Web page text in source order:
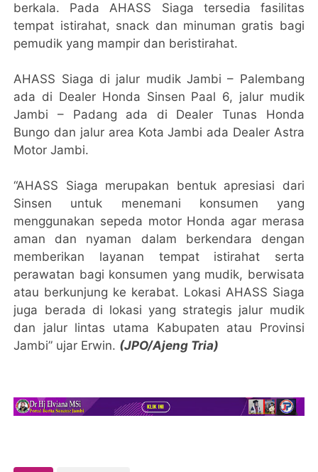
berkala. Pada AHASS Siaga tersedia fasilitas
tempat istirahat, snack dan minuman gratis bagi
pemudik yang mampir dan beristirahat.
AHASS Siaga di jalur mudik Jambi – Palembang
ada di Dealer Honda Sinsen Paal 6, jalur mudik
Jambi – Padang ada di Dealer Tunas Honda
Bungo dan jalur area Kota Jambi ada Dealer Astra
Motor Jambi.
“AHASS Siaga merupakan bentuk apresiasi dari
Sinsen untuk menemani konsumen yang
menggunakan sepeda motor Honda agar merasa
aman dan nyaman dalam berkendara dengan
memberikan layanan tempat istirahat serta
perawatan bagi konsumen yang mudik, berwisata
atau berkunjung ke kerabat. Lokasi AHASS Siaga
juga berada di lokasi yang strategis jalur mudik
dan jalur lintas utama Kabupaten atau Provinsi
Jambi” ujar Erwin. (JPO/Ajeng Tria)